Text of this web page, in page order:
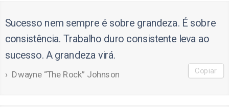
Sucesso nem sempre é sobre grandeza. É sobre
consistência. Trabalho duro consistente leva ao
sucesso. A grandeza virá.
Dwayne “The Rock” Johnson Copiar